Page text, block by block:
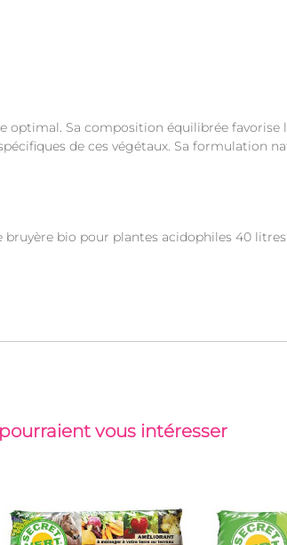
Sa composition équilibrée favorise
de ces végétaux. Sa formulation
bio pour plantes acidophiles 40
vous intéresser